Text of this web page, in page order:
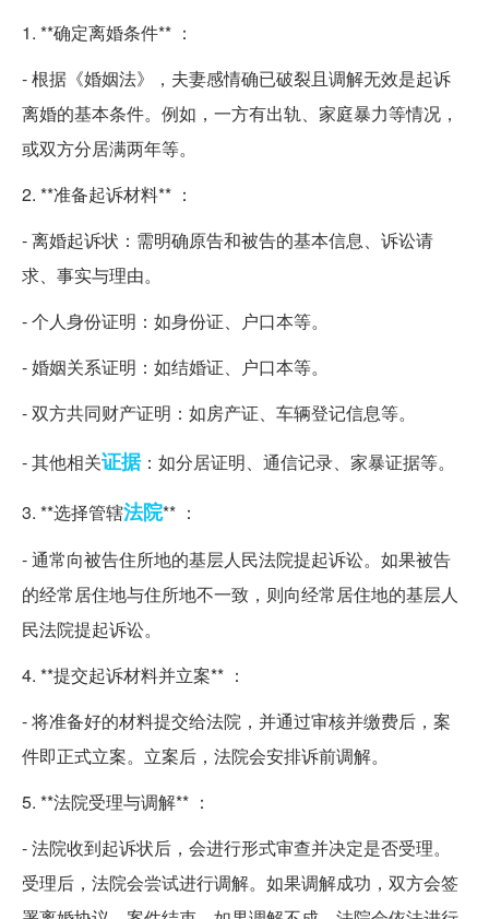
1. **确定离婚条件** ：
- 根据《婚姻法》，夫妻感情确已破裂且调解无效是起诉
离婚的基本条件。例如，一方有出轨、家庭暴力等情况，
或双方分居满两年等。
2. **准备起诉材料** ：
- 离婚起诉状：需明确原告和被告的基本信息、诉讼请
求、事实与理由。
- 个人身份证明：如身份证、户口本等。
- 婚姻关系证明：如结婚证、户口本等。
- 双方共同财产证明：如房产证、车辆登记信息等。
- 其他相关证据：如分居证明、通信记录、家暴证据等。
3. **选择管辖法院** ：
- 通常向被告住所地的基层人民法院提起诉讼。如果被告
的经常居住地与住所地不一致，则向经常居住地的基层人
民法院提起诉讼。
4. **提交起诉材料并立案** ：
- 将准备好的材料提交给法院，并通过审核并缴费后，案
件即正式立案。立案后，法院会安排诉前调解。
5. **法院受理与调解** ：
- 法院收到起诉状后，会进行形式审查并决定是否受理。
受理后，法院会尝试进行调解。如果调解成功，双方会签